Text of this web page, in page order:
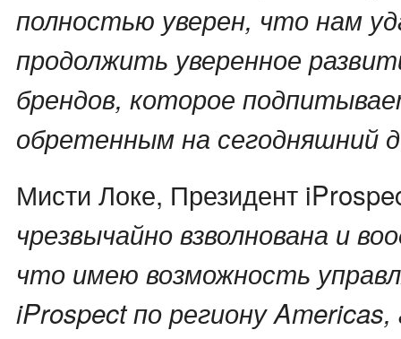
полностью уверен, что нам
продолжить уверенное
брендов, которое
обретенным на сегодняшний
Мисти Локе, Президент
чрезвычайно взволнована и
что имею возможность
iProspect по региону